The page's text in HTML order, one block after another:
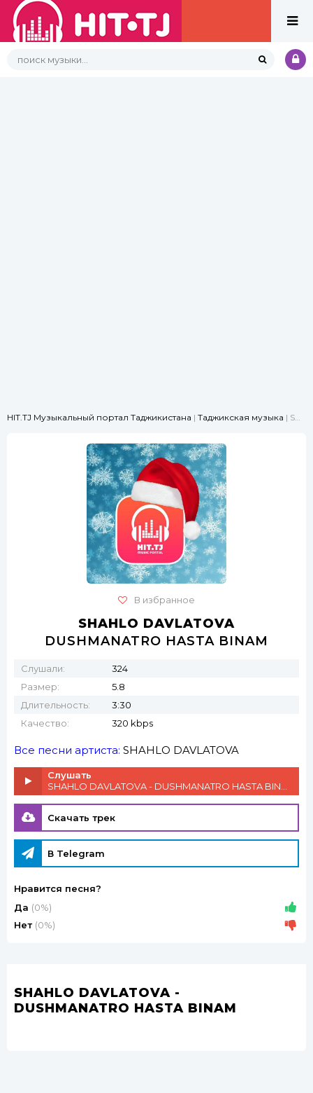
HIT.TJ Музыкальный портал Таджикистана | Таджикская музыка | SHAHLO DAVLATOVA - DUSHMANATRO HASTA BINAM
В избранное
SHAHLO DAVLATOVA
DUSHMANATRO HASTA BINAM
Слушали:
324
Размер:
5.8
Длительность:
3:30
Качество:
320 kbps
Все песни артиста: SHAHLO DAVLATOVA
Слушать
Скачать трек
В Telegram
Нравится песня?
Да (0%)
Нет (0%)
SHAHLO DAVLATOVA -
DUSHMANATRO HASTA BINAM